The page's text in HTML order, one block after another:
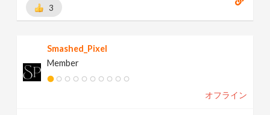
3
Smashed_Pixel
Member
オフライン